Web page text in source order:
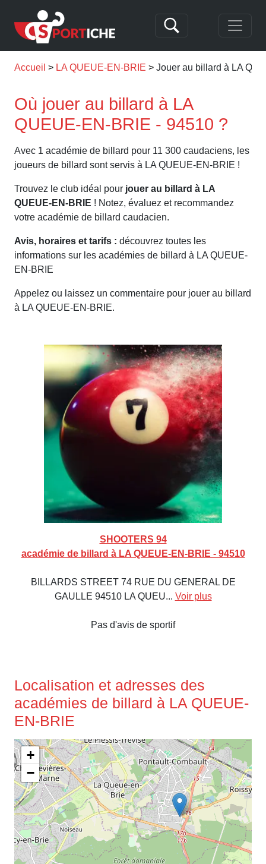
Accueil LA QUEUE-EN-BRIE Jouer au billard à LA
Où jouer au billard à LA
QUEUE-EN-BRIE - 94510 ?
Avec 1 académie de billard pour 11 300 caudaciens, les
joueurs de billard sont servis à LA QUEUE-EN-BRIE !
Trouvez le club idéal pour jouer au billard à LA
QUEUE-EN-BRIE ! Notez, évaluez et recommandez
votre académie de billard caudacien.
Avis, horaires et tarifs : découvrez toutes les
informations sur les académies de billard à LA QUEUE-
EN-BRIE
Appelez ou laissez un commentaire pour jouer au billard
à LA QUEUE-EN-BRIE.
SHOOTERS 94
académie de billard à LA QUEUE-EN-BRIE - 94510
BILLARDS STREET 74 RUE DU GENERAL DE
GAULLE 94510 LA QUEU... Voir plus
Pas d'avis de sportif
Localisation et adresses des
académies de billard à LA QUEUE-
EN-BRIE
+
−